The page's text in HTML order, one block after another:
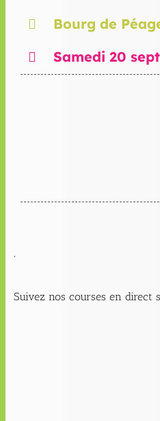
Bourg de
Samedi 20
.
Suivez nos courses en direct